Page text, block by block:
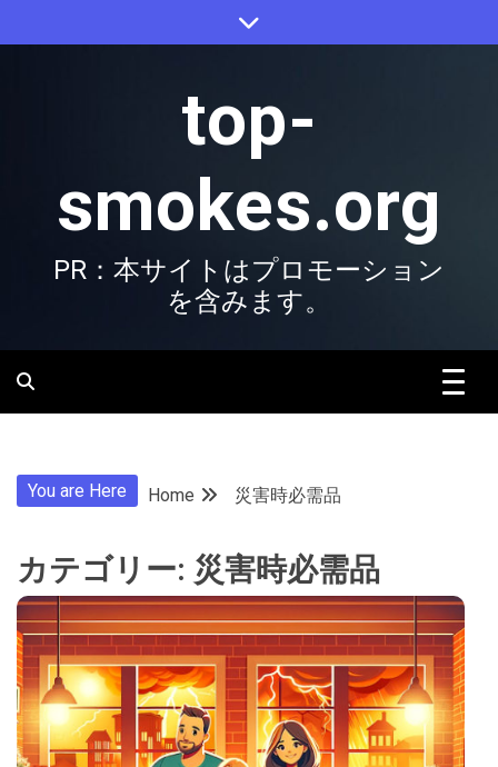
to
top-
smokes.org
PR：本サイトはプロモーション
を含みます。
You are Here Home 災害時必需品
カテゴリー: 災害時必需品